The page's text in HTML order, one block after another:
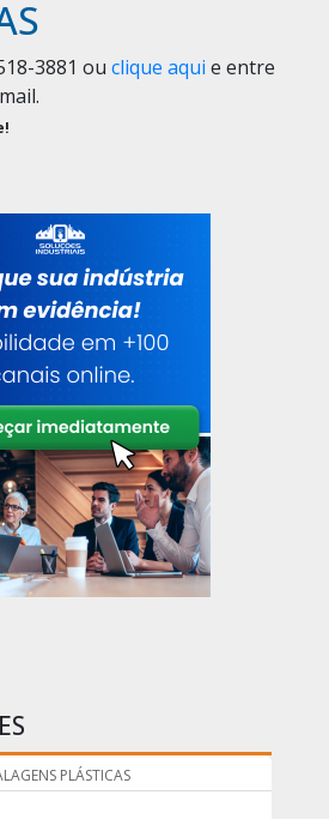
3881 ou clique aqui e entre
PLÁSTICAS